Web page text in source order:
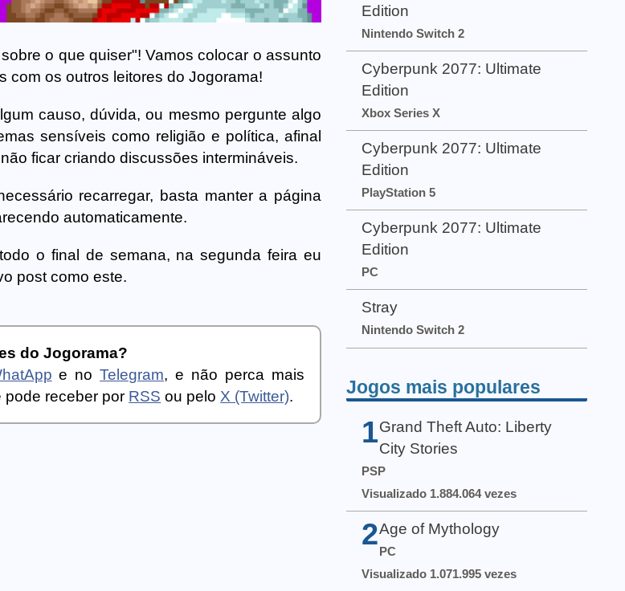
o que quiser"! Vamos colocar o assunto
com os outros leitores do Jogorama!
causo, dúvida, ou mesmo pergunte algo
sensíveis como religião e política, afinal
ficar criando discussões intermináveis.
recarregar, basta manter a página
automaticamente.
o final de semana, na segunda feira eu
post como este.
do Jogorama?
e noTelegram, e não perca mais
pode receber por RSS ou pelo X (Twitter).
Edition
Nintendo Switch 2
Cyberpunk 2077: Ultimate
Edition
Xbox Series X
Cyberpunk 2077: Ultimate
Edition
PlayStation 5
Cyberpunk 2077: Ultimate
Edition
PC
Stray
Nintendo Switch 2
Jogos mais populares
1 Grand Theft Auto: Liberty
City Stories
PSP
Visualizado 1.884.064 vezes
2Age of Mythology
PC
Visualizado 1.071.995 vezes